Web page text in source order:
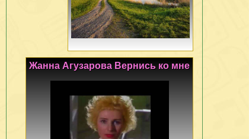
Жанна Агузарова Вернись ко мне